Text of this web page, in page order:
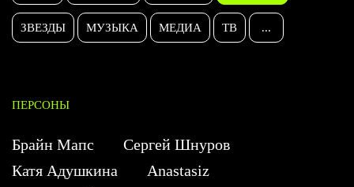
ЗВЕЗДЫ МУЗЫКА МЕДИА ТВ ...
ПЕРСОНЫ
Брайн Мапс
Сергей Шнуров
Катя Адушкина
Anastasiz